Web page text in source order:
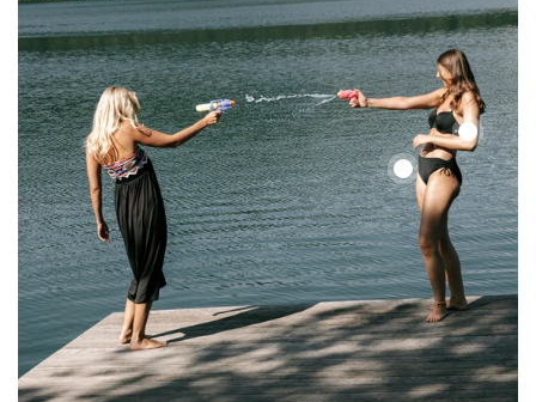
Color
Up
Top
Color
Up
Top